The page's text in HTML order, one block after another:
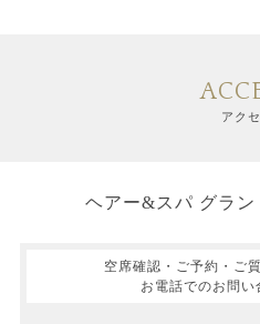
アク
ヘアー&スパ グラ
空席確認・ご予約・ご
お電話でのお問い